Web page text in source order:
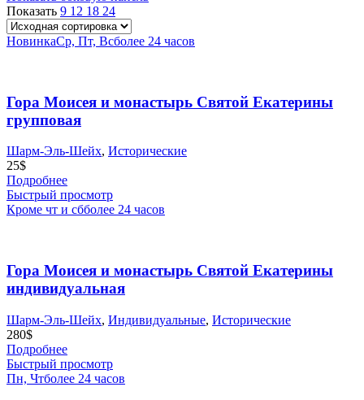
Показать 9 12 18 24
НовинкаСр, Пт, Всболее 24 часов
Гора Моисея и монастырь Святой Екатерины
групповая
Шарм-Эль-Шейх, Исторические
25$
Подробнее
Быстрый просмотр
Кроме чт и сбболее 24 часов
Гора Моисея и монастырь Святой Екатерины
индивидуальная
Шарм-Эль-Шейх, Индивидуальные, Исторические
280$
Подробнее
Быстрый просмотр
Пн, Чтболее 24 часов